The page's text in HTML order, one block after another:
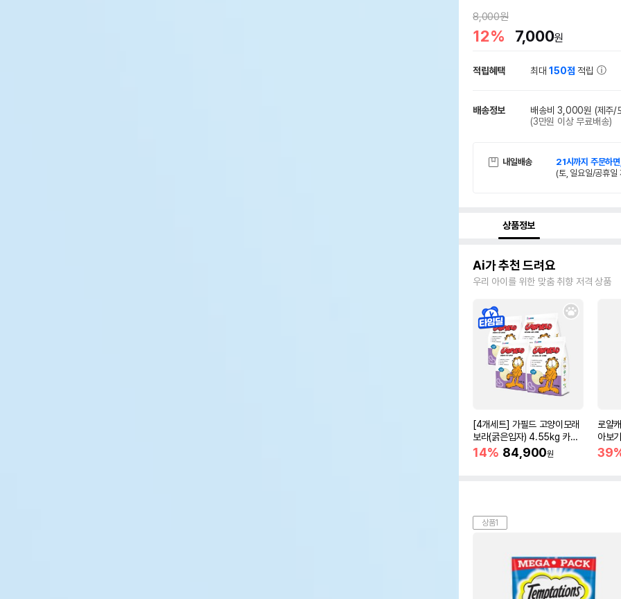
8,000원
12% 7,000원
적립혜택 최대150점 적립
배송정보 배송비 3,000원 (제주/
(3만원 이상 무료배송)
내일배송
21시까지 주문하
(토, 일요일/공휴일
상품정보
Ai가 추천 드려요
우리 아이를 위한 맞춤 취향 저격 상품
[4개세트] 가필드 고양이모래
보라(굵은입자) 4.55kg 카사
바모래
14% 84,900원
로얄
아보
상품1